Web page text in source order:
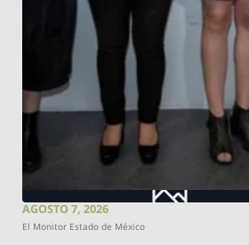
AGOSTO 7, 2026
El Monitor Estado de México